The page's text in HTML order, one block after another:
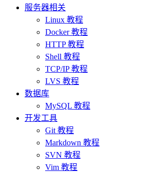
服务器相关
Linux 教程
Docker 教程
HTTP 教程
Shell 教程
TCP/IP 教程
LVS 教程
数据库
MySQL 教程
开发工具
Git 教程
Markdown 教程
SVN 教程
Vim 教程